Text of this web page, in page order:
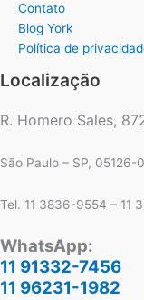
Contato
Blog York
Política de
Localização
R. Homero Sales,
São Paulo – SP, 05126-
Tel. 11 3836-9554 – 11
WhatsApp:
11 91332-7456
11 96231-1982